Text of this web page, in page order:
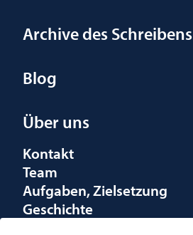
Archive des Schreibens
Blog
Über uns
Kontakt
Team
Aufgaben, Zielsetzung
Geschichte